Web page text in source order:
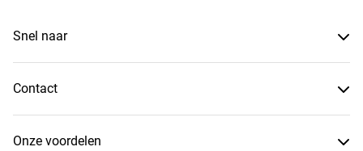
Snel naar
Contact
Onze voordelen